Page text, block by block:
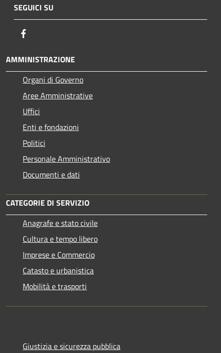
SEGUICI SU
AMMINISTRAZIONE
Organi di Governo
Aree Amministrative
Uffici
Enti e fondazioni
Politici
Personale Amministrativo
Documenti e dati
CATEGORIE DI SERVIZIO
Anagrafe e stato civile
Cultura e tempo libero
Imprese e Commercio
Catasto e urbanistica
Mobilità e trasporti
Giustizia e sicurezza pubblica